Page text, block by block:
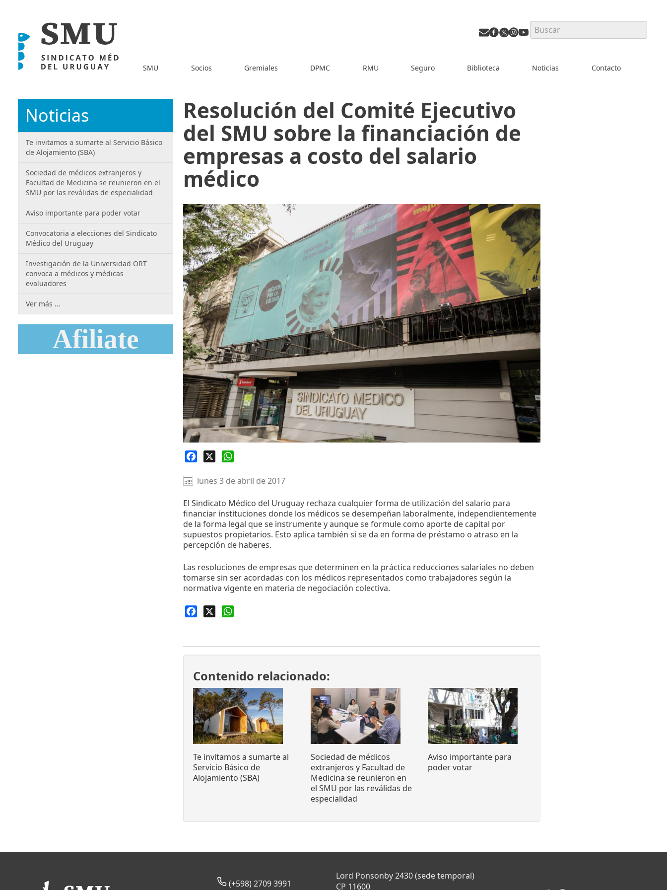
Search
SMU Socios Gremiales DPMC RMU Seguro Biblioteca Noticias Contacto
Resolución del Comité Ejecutivo
del SMU sobre la financiación de
empresas a costo del salario
médico
Facebook
lunes 3 de abril de 2017
El Sindicato Médico del Uruguay rechaza cualquier forma de utilización del salario para
financiar instituciones donde los médicos se desempeñan laboralmente, independientemente
de la forma legal que se instrumente y aunque se formule como aporte de capital por
supuestos propietarios. Esto aplica también si se da en forma de préstamo o atraso en la
percepción de haberes.
Las resoluciones de empresas que determinen en la práctica reducciones salariales no deben
tomarse sin ser acordadas con los médicos representados como trabajadores según la
normativa vigente en materia de negociación colectiva.
Facebook
Contenido relacionado:
Te invitamos a sumarte al
Servicio Básico de
Alojamiento (SBA)
Sociedad de médicos
extranjeros y Facultad de
Medicina se reunieron en
el SMU por las reválidas de
especialidad
Aviso importante para
poder votar
Noticias
Te invitamos a sumarte al Servicio Básico
de Alojamiento (SBA)
Sociedad de médicos extranjeros y
Facultad de Medicina se reunieron en el
SMU por las reválidas de especialidad
Aviso importante para poder votar
Convocatoria a elecciones del Sindicato
Médico del Uruguay
Investigación de la Universidad ORT
convoca a médicos y médicas
evaluadores
Ver más …
Afiliate
(+598) 2709 3991
Lord Ponsonby 2430 (sede temporal)
CP 11600